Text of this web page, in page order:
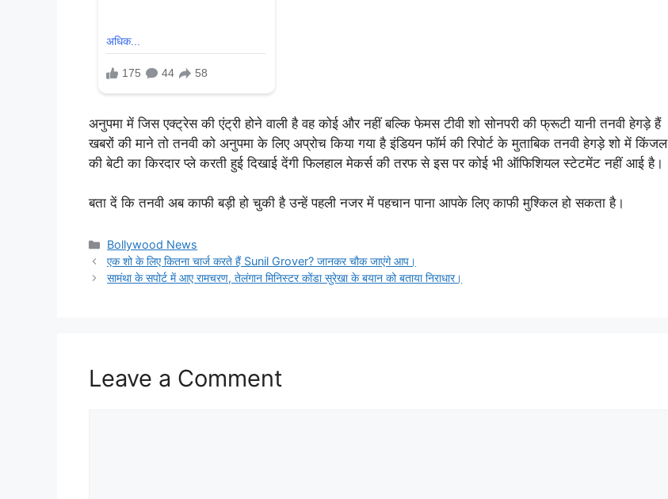
अनुपमा में जिस एक्ट्रेस की एंट्री होने वाली है वह कोई और नहीं बल्कि फेमस टीवी शो सोनपरी की फ्रूटी यानी तनवी हेगड़े हैं
खबरों की माने तो तनवी को अनुपमा के लिए अप्रोच किया गया है इंडियन फॉर्म की रिपोर्ट के मुताबिक तनवी हेगड़े शो में किंजल
की बेटी का किरदार प्ले करती हुई दिखाई देंगी फिलहाल मेकर्स की तरफ से इस पर कोई भी ऑफिशियल स्टेटमेंट नहीं आई है।
बता दें कि तनवी अब काफी बड़ी हो चुकी है उन्हें पहली नजर में पहचान पाना आपके लिए काफी मुश्किल हो सकता है।
Categories
Bollywood News
एक शो के लिए कितना चार्ज करते हैं Sunil Grover? जानकर चौक जाएंगे आप।
सामंथा के सपोर्ट में आए रामचरण, तेलंगान मिनिस्टर कोंडा सुरेखा के बयान को बताया निराधार।
Leave a Comment